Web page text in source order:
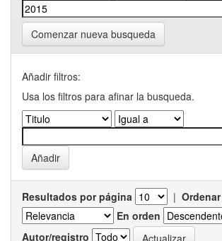
Comenzar nueva busqueda
Añadir filtros:
Usa los filtros para afinar la busqueda.
Resultados por página |
En orden
Autor/registro